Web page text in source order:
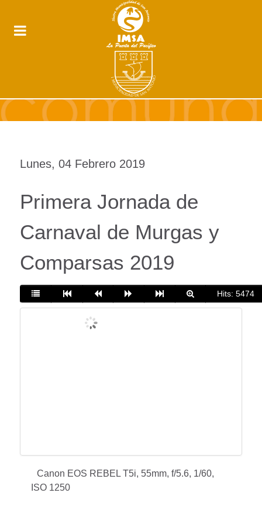
Lunes, 04 Febrero 2019
Primera Jornada de
Carnaval de Murgas y
Comparsas 2019
Hits: 5474
Canon EOS REBEL T5i, 55mm, f/5.6, 1/60,
ISO 1250